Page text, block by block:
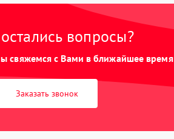
1 год
вопросы?
свяжемся с Вами в ближайшее время
Заказать звонок